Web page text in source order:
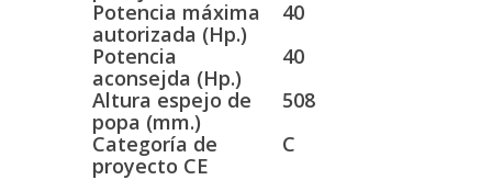
Potencia máxima
autorizada (Hp.)
40
Potencia
aconsejda (Hp.)
40
Altura espejo de
popa (mm.)
508
Categoría de
proyecto CE
C